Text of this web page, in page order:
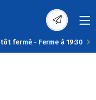
fermé - Ferme à 19:30